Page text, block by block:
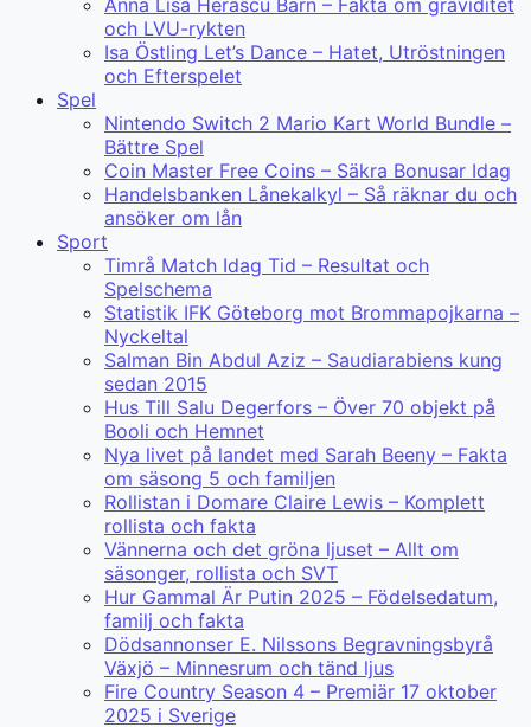
Anna Lisa Herascu Barn – Fakta om graviditet
och LVU-rykten
Isa Östling Let’s Dance – Hatet, Utröstningen
och Efterspelet
Spel
Nintendo Switch 2 Mario Kart World Bundle –
Bättre Spel
Coin Master Free Coins – Säkra Bonusar Idag
Handelsbanken Lånekalkyl – Så räknar du och
ansöker om lån
Sport
Timrå Match Idag Tid – Resultat och
Spelschema
Statistik IFK Göteborg mot Brommapojkarna –
Nyckeltal
Salman Bin Abdul Aziz – Saudiarabiens kung
sedan 2015
Hus Till Salu Degerfors – Över 70 objekt på
Booli och Hemnet
Nya livet på landet med Sarah Beeny – Fakta
om säsong 5 och familjen
Rollistan i Domare Claire Lewis – Komplett
rollista och fakta
Vännerna och det gröna ljuset – Allt om
säsonger, rollista och SVT
Hur Gammal Är Putin 2025 – Födelsedatum,
familj och fakta
Dödsannonser E. Nilssons Begravningsbyrå
Växjö – Minnesrum och tänd ljus
Fire Country Season 4 – Premiär 17 oktober
2025 i Sverige